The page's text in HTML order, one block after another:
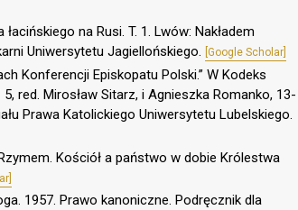
na Rusi. T. 1. Lwów: Nakładem
Uniwersytetu Jagiellońskiego. [Google Scholar]
Konferencji Episkopatu Polski.” W Kodeks
red. Mirosław Sitarz, i Agnieszka Romanko, 13-
Prawa Katolickiego Uniwersytetu Lubelskiego.
Kościół a państwo w dobie Królestwa
1957. Prawo kanoniczne. Podręcznik dla